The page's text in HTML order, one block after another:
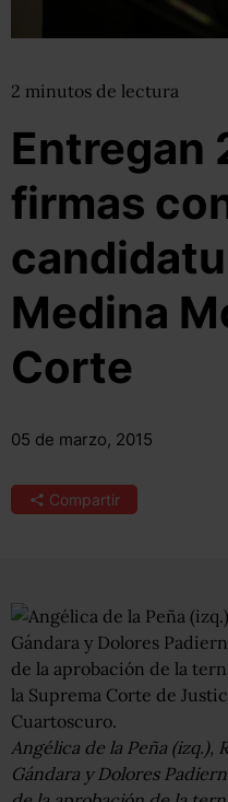
2 minutos de lectura
Entregan
firmas
Medina
Corte
05 de marzo, 2015
Compartir
Angélica de la Peña (izq.),
Gándara y Dolores